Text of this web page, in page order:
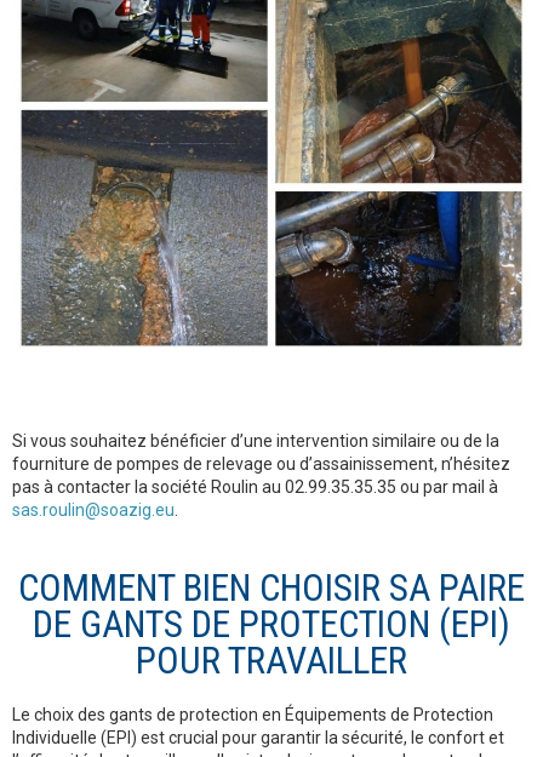
Si vous souhaitez bénéficier d’une intervention similaire ou de la
fourniture de pompes de relevage ou d’assainissement, n’hésitez
pas à contacter la société Roulin au 02.99.35.35.35 ou par mail à
sas.roulin@soazig.eu.
COMMENT BIEN CHOISIR SA PAIRE
DE GANTS DE PROTECTION (EPI)
POUR TRAVAILLER
Le choix des gants de protection en Équipements de Protection
Individuelle (EPI) est crucial pour garantir la sécurité, le confort et